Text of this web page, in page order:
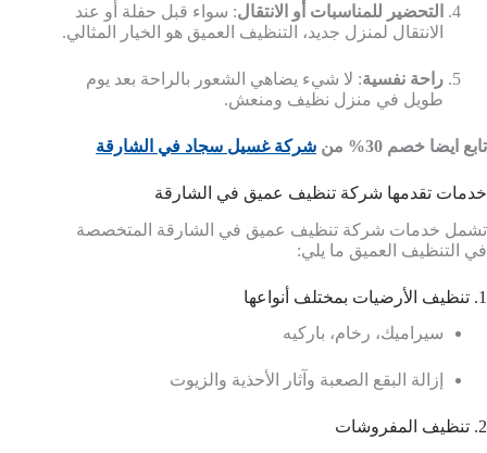
التحضير للمناسبات أو الانتقال: سواء قبل حفلة أو عند
الانتقال لمنزل جديد، التنظيف العميق هو الخيار المثالي.
راحة نفسية: لا شيء يضاهي الشعور بالراحة بعد يوم
طويل في منزل نظيف ومنعش.
تابع ايضا خصم 30% من شركة غسيل سجاد في الشارقة
خدمات تقدمها شركة تنظيف عميق في الشارقة
تشمل خدمات شركة تنظيف عميق في الشارقة المتخصصة
في التنظيف العميق ما يلي:
1. تنظيف الأرضيات بمختلف أنواعها
سيراميك، رخام، باركيه
إزالة البقع الصعبة وآثار الأحذية والزيوت
2. تنظيف المفروشات